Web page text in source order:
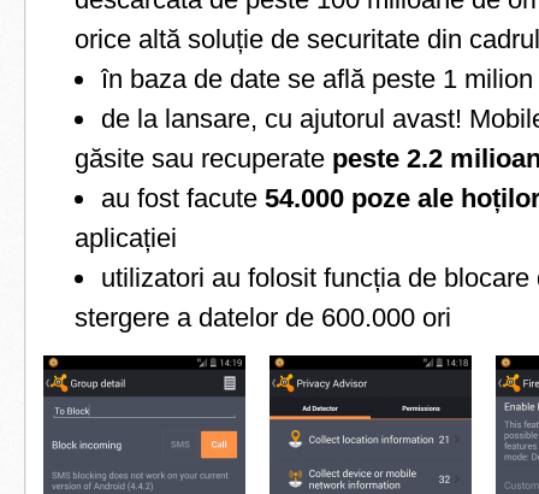
orice altă soluție de securitate din
în baza de date se află peste 1
de la lansare, cu ajutorul avast!
găsite sau recuperate peste 2.2
au fost facute 54.000 poze ale
aplicației
utilizatori au folosit funcția de
stergere a datelor de 600.000 ori